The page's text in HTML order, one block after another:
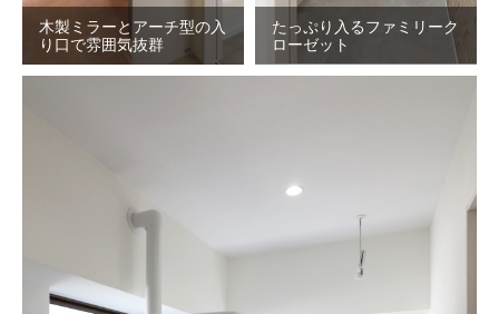
木製ミラーとアーチ型の入
り口で雰囲気抜群
たっぷり入るファミリーク
ローゼット